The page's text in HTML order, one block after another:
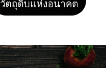
วัตถุดิบแห่งอนาคต